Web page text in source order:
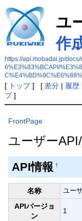
ユ
作
https://api.mobadai.jp/
6%E3%83%BCAPI/
[ トップ] [ 差分| 履歴
プ]
FrontPage
ユーザー
API情報 †
名称 ユー
APIバージョ
ン
1